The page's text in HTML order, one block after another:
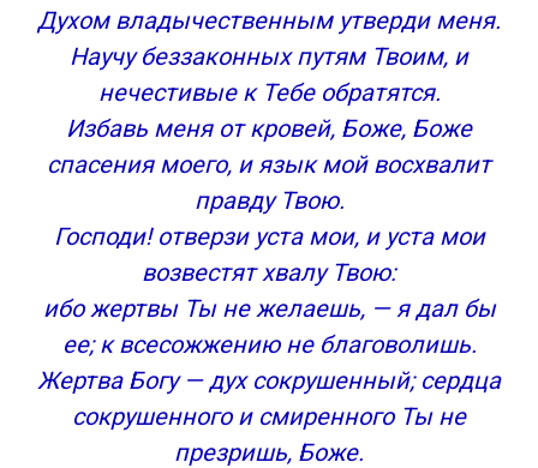
Духом владычественным утверди меня.
Научу беззаконных путям Твоим, и
нечестивые к Тебе обратятся.
Избавь меня от кровей, Боже, Боже
спасения моего, и язык мой восхвалит
правду Твою.
Господи! отверзи уста мои, и уста мои
возвестят хвалу Твою:
ибо жертвы Ты не желаешь, — я дал бы
ее; к всесожжению не благоволишь.
Жертва Богу — дух сокрушенный; сердца
сокрушенного и смиренного Ты не
презришь, Боже.